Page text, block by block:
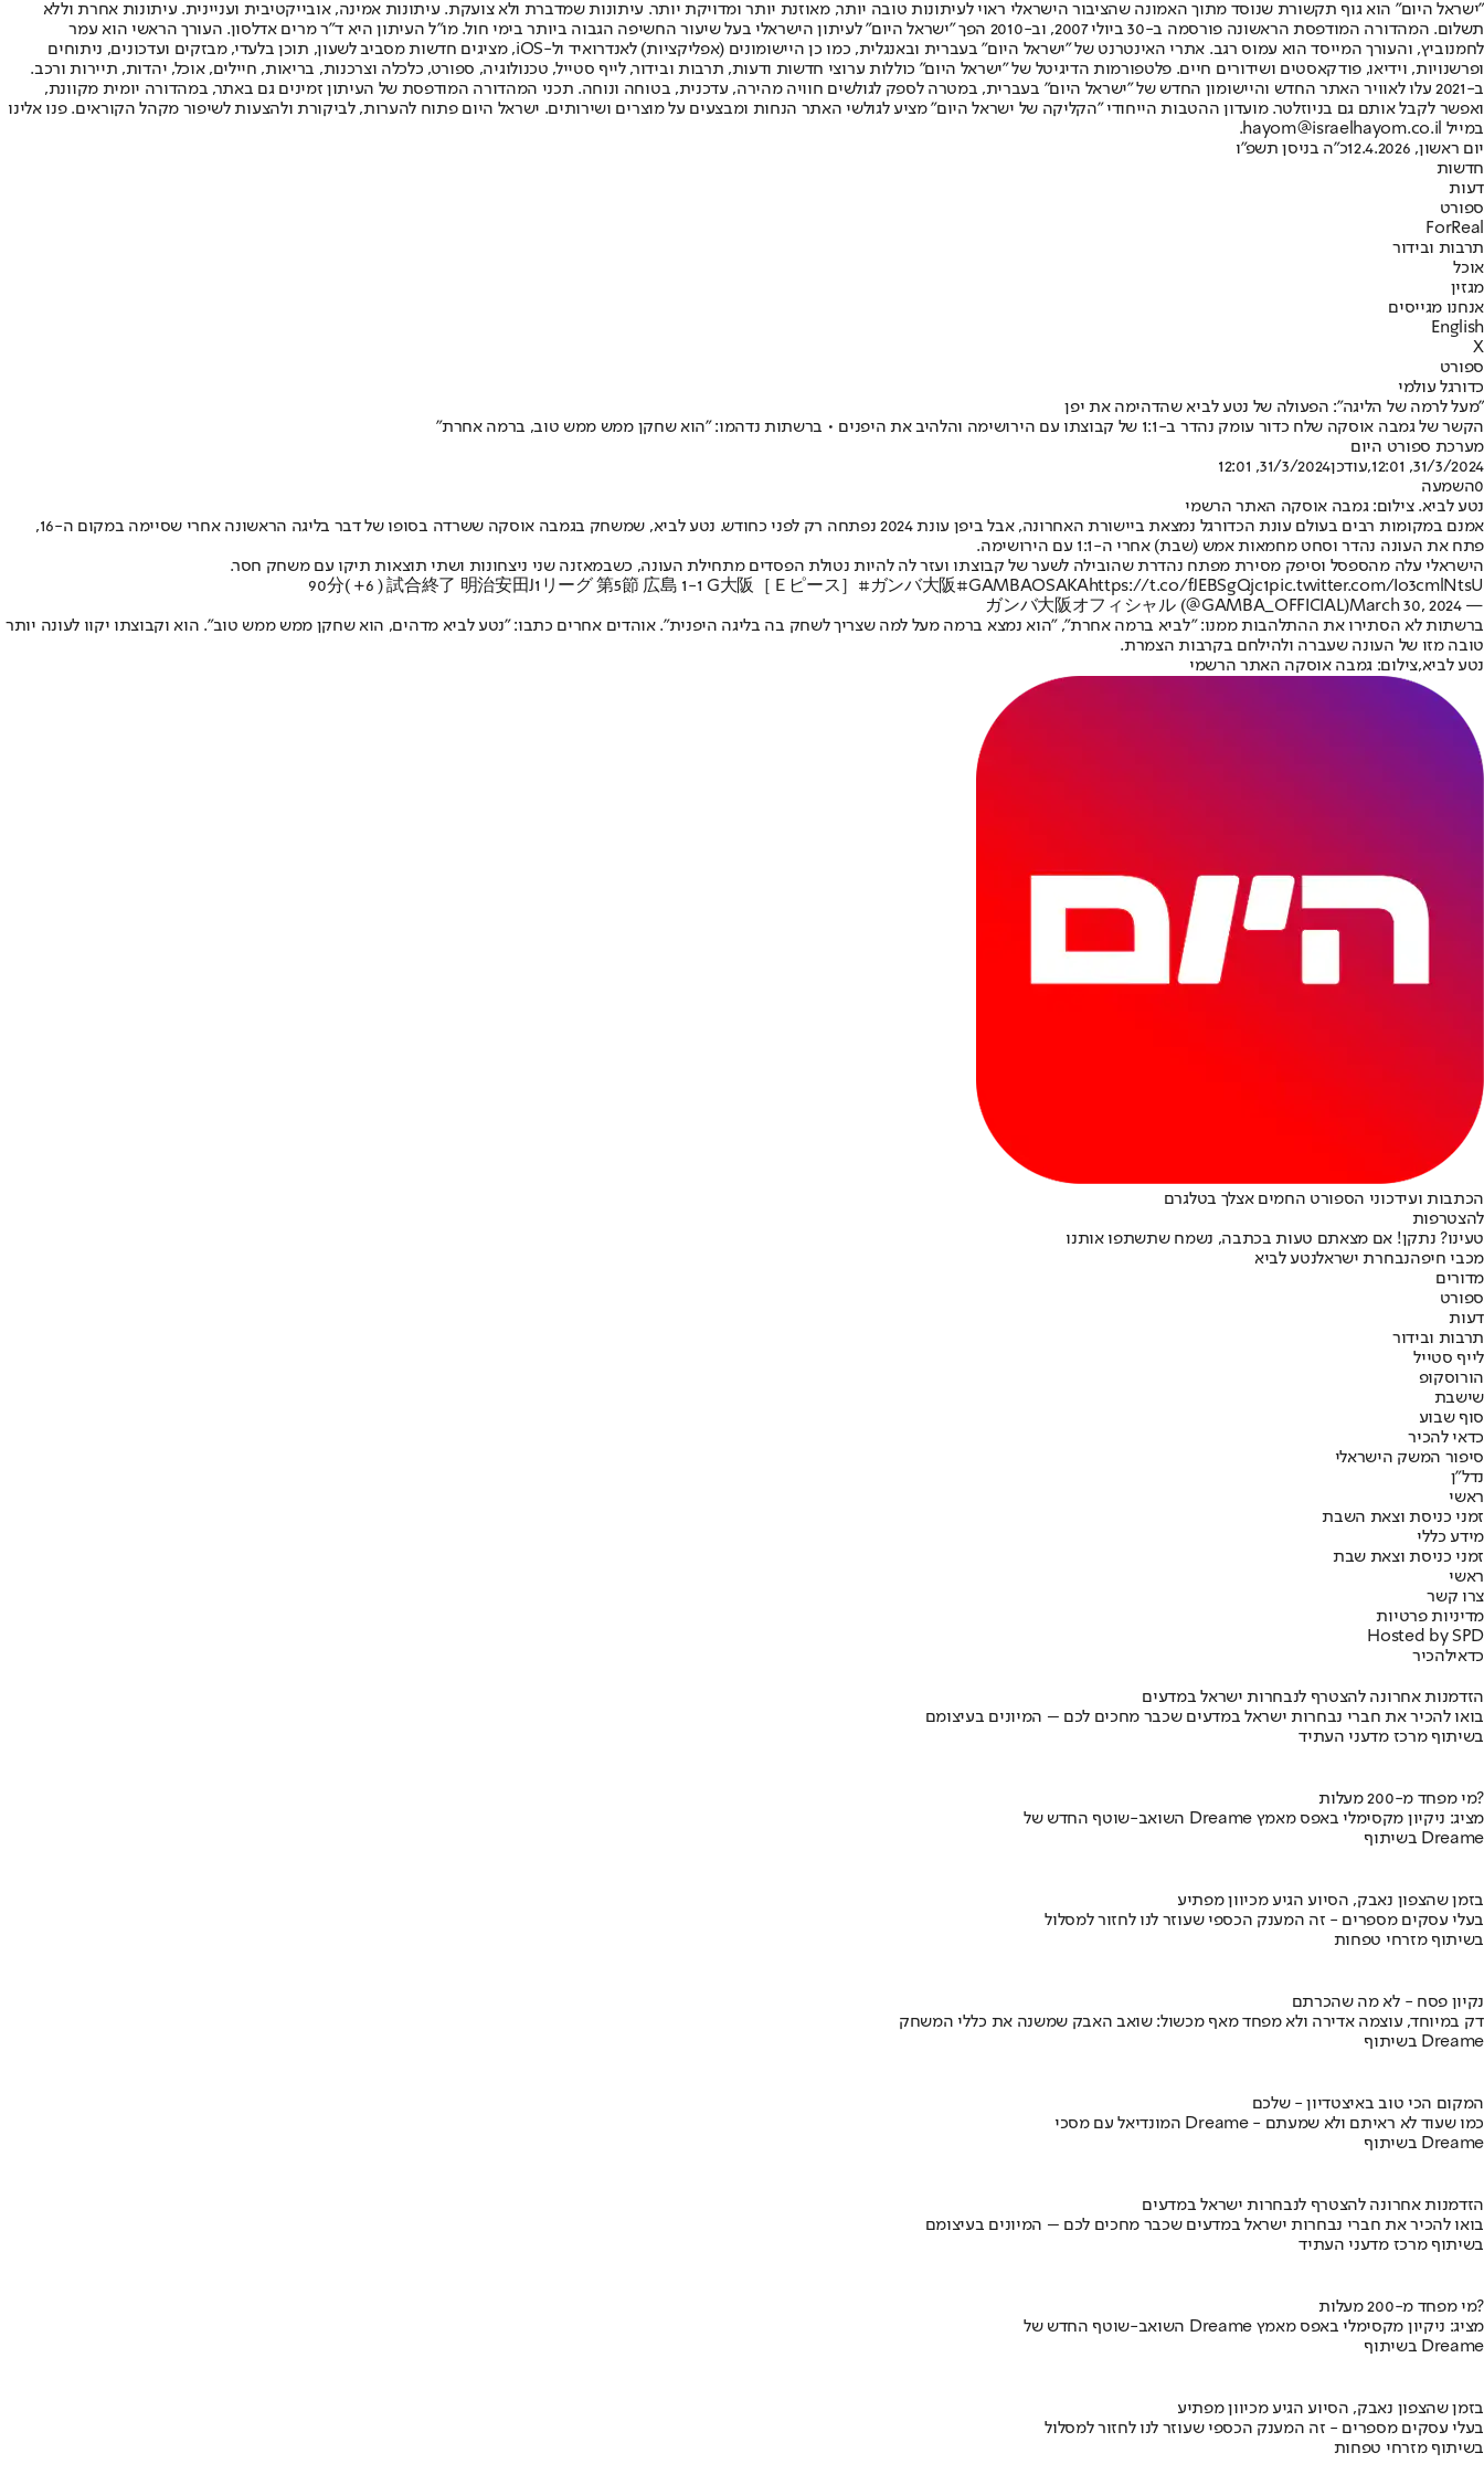
"ישראל היום" הוא גוף תקשורת שנוסד מתוך האמונה שהציבור הישראלי ראוי לעיתונות טובה יותר, מאוזנת יותר ומדויקת יותר. עיתונות שמדברת ולא צועקת. עיתונות אמינה, אובייקטיבית ועניינית. עיתונות אחרת וללא
תשלום. המהדורה המודפסת הראשונה פורסמה ב-30 ביולי 2007, וב-2010 הפך "ישראל היום" לעיתון הישראלי בעל שיעור החשיפה הגבוה ביותר בימי חול. מו"ל העיתון היא ד"ר מרים אדלסון. העורך הראשי הוא עמר
לחמנוביץ, והעורך המייסד הוא עמוס רגב. אתרי האינטרנט של "ישראל היום" בעברית ובאנגלית, כמו כן היישומונים (אפליקציות) לאנדרואיד ול-iOS, מציגים חדשות מסביב לשעון, תוכן בלעדי, מבזקים ועדכונים, ניתוחים
ופרשנויות, וידיאו, פודקאסטים ושידורים חיים. פלטפורמות הדיגיטל של "ישראל היום" כוללות ערוצי חדשות ודעות, תרבות ובידור, לייף סטייל, טכנולוגיה, ספורט, כלכלה וצרכנות, בריאות, חיילים, אוכל, יהדות, תיירות ורכב.
ב-2021 עלו לאוויר האתר החדש והיישומון החדש של "ישראל היום" בעברית, במטרה לספק לגולשים חוויה מהירה, עדכנית, בטוחה ונוחה. תכני המהדורה המודפסת של העיתון זמינים גם באתר, במהדורה יומית מקוונת,
ואפשר לקבל אותם גם בניוזלטר. מועדון ההטבות הייחודי "הקליקה של ישראל היום" מציע לגולשי האתר הנחות ומבצעים על מוצרים ושירותים. ישראל היום פתוח להערות, לביקורת ולהצעות לשיפור מקהל הקוראים. פנו אלינו
במייל hayom@israelhayom.co.il.
יום ראשון, 12.4.2026
כ"ה בניסן תשפ"ו
חדשות
דעות
ספורט
ForReal
תרבות ובידור
אוכל
מגזין
אנחנו מגייסים
English
X
ספורט
כדורגל עולמי
"מעל לרמה של הליגה": הפעולה של נטע לביא שהדהימה את יפן
הקשר של גמבה אוסקה שלח כדור עומק נהדר ב-1:1 של קבוצתו עם הירושימה והלהיב את היפנים • ברשתות נדהמו: "הוא שחקן ממש ממש טוב, ברמה אחרת"
מערכת ספורט היום
31/3/2024, 12:01
,עודכן31/3/2024, 12:01
0השמעה
נטע לביא. צילום: גמבה אוסקה האתר הרשמי
אמנם במקומות רבים בעולם עונת הכדורגל נמצאת ביישורת האחרונה, אבל ביפן עונת 2024 נפתחה רק לפני כחודש. נטע לביא, שמשחק בגמבה אוסקה ששרדה בסופו של דבר בליגה הראשונה אחרי שסיימה במקום ה-16,
פתח את העונה נהדר וסחט מחמאות אמש (שבת) אחרי ה-1:1 עם הירושימה.
הישראלי עלה מהספסל וסיפק מסירת מפתח נהדרת שהובילה לשער של קבוצתו ועזר לה להיות נטולת הפסדים מתחילת העונה, כשבמאזנה שני ניצחונות ושתי תוצאות תיקו עם משחק חסר.
90分( +6 ) 試合終了 明治安田J1リーグ 第5節 広島 1-1 G大阪［Ｅピース］ #ガンバ大阪#GAMBAOSAKAhttps://t.co/fJEBSgQjc1pic.twitter.com/Io3cmlNtsU
— ガンバ大阪オフィシャル (@GAMBA_OFFICIAL)
March 30, 2024
ברשתות לא הסתירו את ההתלהבות ממנו: "לביא ברמה אחרת", "הוא נמצא ברמה מעל למה שצריך לשחק בה בליגה היפנית". אוהדים אחרים כתבו: "נטע לביא מדהים, הוא שחקן ממש ממש טוב". הוא וקבוצתו יקוו לעונה יותר
טובה מזו של העונה שעברה ולהילחם בקרבות הצמרת.
נטע לביא,צילום: גמבה אוסקה האתר הרשמי
הכתבות ועידכוני הספורט החמים אצלך בטלגרם
להצטרפות
טעינו? נתקן! אם מצאתם טעות בכתבה, נשמח שתשתפו אותנו
מכבי חיפהנבחרת ישראלנטע לביא
מדורים
ספורט
דעות
תרבות ובידור
לייף סטייל
הורוסקופ
שישבת
סוף שבוע
כדאי להכיר
סיפור המשק הישראלי
נדל"ן
ראשי
זמני כניסת וצאת השבת
מידע כללי
זמני כניסת וצאת שבת
ראשי
צרו קשר
מדיניות פרטיות
Hosted by SPD
כדאילהכיר
הזדמנות אחרונה להצטרף לנבחרות ישראל במדעים
בואו להכיר את חברי נבחרות ישראל במדעים שכבר מחכים לכם – המיונים בעיצומם
בשיתוף מרכז מדעני העתיד
מי מפחד מ-200 מעלות?
השואב-שוטף החדש של Dreame מציג: ניקיון מקסימלי באפס מאמץ
בשיתוף Dreame
בזמן שהצפון נאבק, הסיוע הגיע מכיוון מפתיע
בעלי עסקים מספרים - זה המענק הכספי שעוזר לנו לחזור למסלול
בשיתוף מזרחי טפחות
נקיון פסח - לא מה שהכרתם
דק במיוחד, עוצמה אדירה ולא מפחד מאף מכשול: שואב האבק שמשנה את כללי המשחק
בשיתוף Dreame
המקום הכי טוב באיצטדיון - שלכם
המונדיאל עם מסכי Dreame - כמו שעוד לא ראיתם ולא שמעתם
בשיתוף Dreame
הזדמנות אחרונה להצטרף לנבחרות ישראל במדעים
בואו להכיר את חברי נבחרות ישראל במדעים שכבר מחכים לכם – המיונים בעיצומם
בשיתוף מרכז מדעני העתיד
מי מפחד מ-200 מעלות?
השואב-שוטף החדש של Dreame מציג: ניקיון מקסימלי באפס מאמץ
בשיתוף Dreame
בזמן שהצפון נאבק, הסיוע הגיע מכיוון מפתיע
בעלי עסקים מספרים - זה המענק הכספי שעוזר לנו לחזור למסלול
בשיתוף מזרחי טפחות